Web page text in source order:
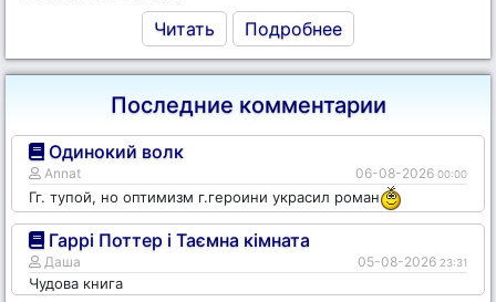
Читать Подробнее
Последние комментарии
Одинокий волк
Annat 06-08-2026 00:00
Гг. тупой, но оптимизм г.героини украсил роман
Гаррі Поттер і Таємна кімната
Даша 05-08-2026 23:31
Чудова книга